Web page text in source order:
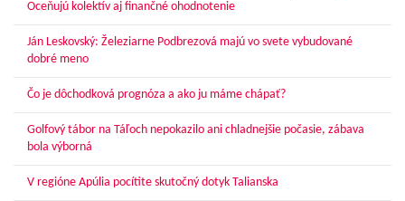
Oceňujú kolektív aj finančné ohodnotenie
Ján Leskovský: Železiarne Podbrezová majú vo svete vybudované
dobré meno
Čo je dôchodková prognóza a ako ju máme chápať?
Golfový tábor na Táľoch nepokazilo ani chladnejšie počasie, zábava
bola výborná
V regióne Apúlia pocítite skutočný dotyk Talianska